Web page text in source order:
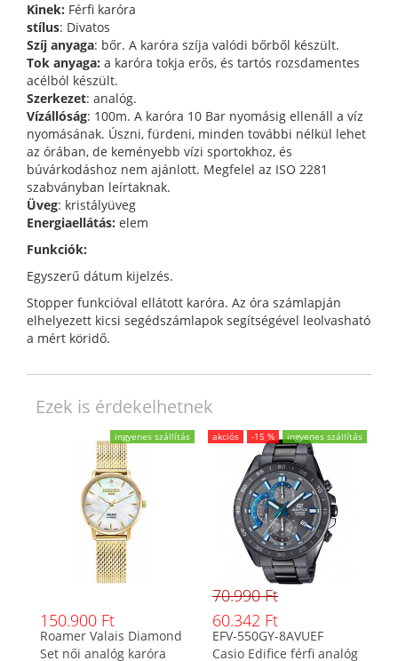
Kinek: Férfi karóra
stílus: Divatos
Szíj anyaga: bőr. A karóra szíja valódi bőrből készült.
Tok anyaga: a karóra tokja erős, és tartós rozsdamentes
acélból készült.
Szerkezet: analóg.
Vízállóság: 100m. A karóra 10 Bar nyomásig ellenáll a víz
nyomásának. Úszni, fürdeni, minden további nélkül lehet
az órában, de keményebb vízi sportokhoz, és
búvárkodáshoz nem ajánlott. Megfelel az ISO 2281
szabványban leírtaknak.
Üveg: kristályüveg
Energiaellátás: elem
Funkciók:
Egyszerű dátum kijelzés.
Stopper funkcióval ellátott karóra. Az óra számlapján
elhelyezett kicsi segédszámlapok segítségével leolvasható
a mért köridő.
Ezek is érdekelhetnek
ingyenes szállítás
150.900 Ft
Roamer Valais Diamond
Set női analóg karóra
akciós -15 % ingyenes szállítás
70.990 Ft
60.342 Ft
EFV-550GY-8AVUEF
Casio Edifice férfi analóg